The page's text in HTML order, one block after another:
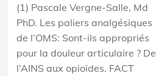
(1) Pascale Vergne-Salle, Md
PhD. Les paliers analgésiques
de l’OMS: Sont-ils appropriés
pour la douleur articulaire ? De
l’AINS aux opioïdes. FACT